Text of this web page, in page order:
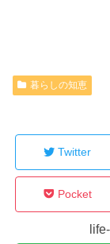
暮らしの知恵
Twitter
Pocket